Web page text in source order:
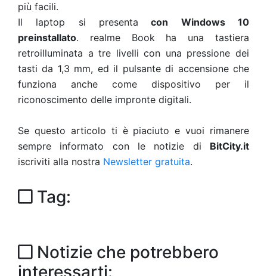
più facili.
Il laptop si presenta con Windows 10
preinstallato. realme Book ha una tastiera
retroilluminata a tre livelli con una pressione dei
tasti da 1,3 mm, ed il pulsante di accensione che
funziona anche come dispositivo per il
riconoscimento delle impronte digitali.
Se questo articolo ti è piaciuto e vuoi rimanere
sempre informato con le notizie di BitCity.it
iscriviti alla nostra Newsletter gratuita.
Tag:
Notizie che potrebbero
interessarti: